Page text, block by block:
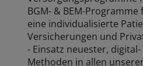
BGM- & BEM-
eine individualisierte
Versicherungen und
- Einsatz neuester,
Methoden in allen